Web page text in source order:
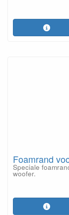
Foamrand
Speciale
woofer.